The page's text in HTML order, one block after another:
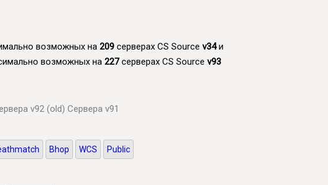
возможных на 209 серверах CS Source v34и
возможных на 227серверах CS Source v93
v92 (old) Сервера v91
Bhop WCS Public